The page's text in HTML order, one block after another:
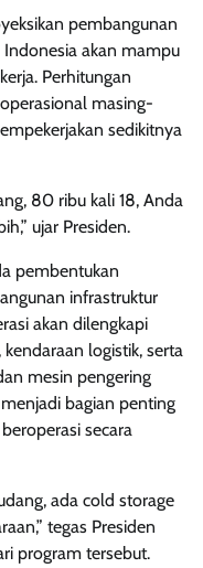
pembangunan
Indonesia akan mampu
Perhitungan
masing-
sedikitnya
80 ribu kali 18, Anda
ujar Presiden.
pembentukan
infrastruktur
akan dilengkapi
logistik, serta
mesin pengering
bagian penting
secara
ada cold storage
tegas Presiden
program tersebut.